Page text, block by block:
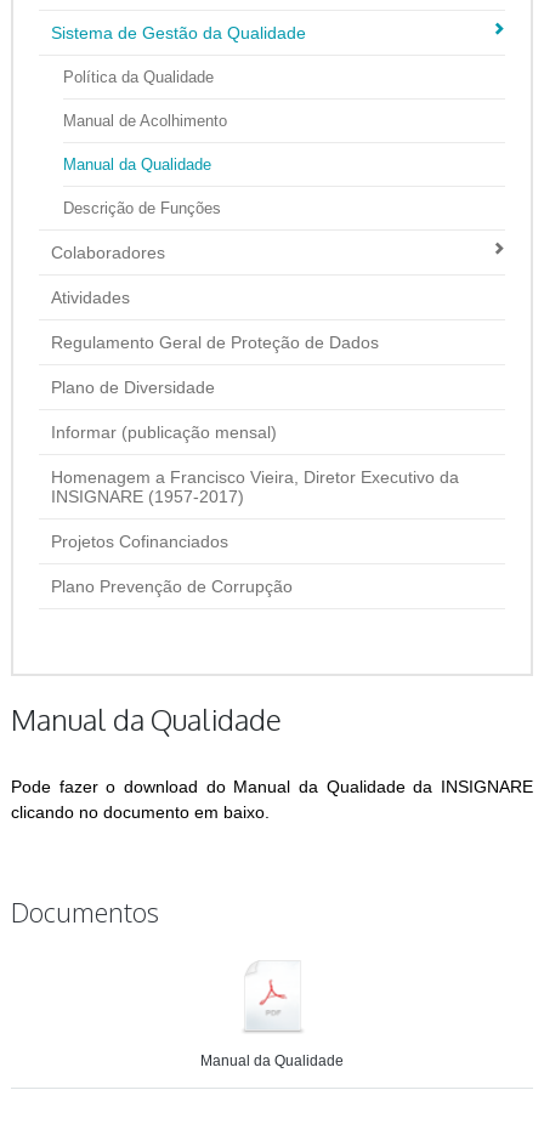
Sistema de Gestão da Qualidade
Política da Qualidade
Manual de Acolhimento
Manual da Qualidade
Descrição de Funções
Colaboradores
Atividades
Regulamento Geral de Proteção de Dados
Plano de Diversidade
Informar (publicação mensal)
Homenagem a Francisco Vieira, Diretor Executivo da
INSIGNARE (1957-2017)
Projetos Cofinanciados
Plano Prevenção de Corrupção
Manual da Qualidade
Pode fazer o download do Manual da Qualidade da INSIGNARE
clicando no documento em baixo.
Documentos
Manual da Qualidade